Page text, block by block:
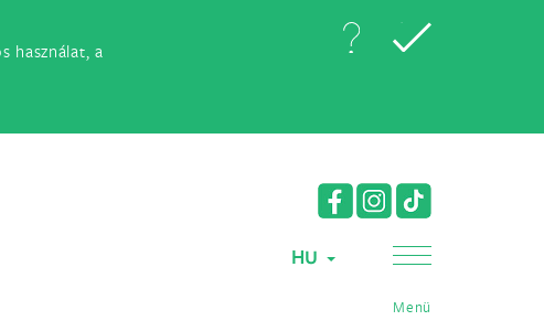
használat, a
HU
Menü